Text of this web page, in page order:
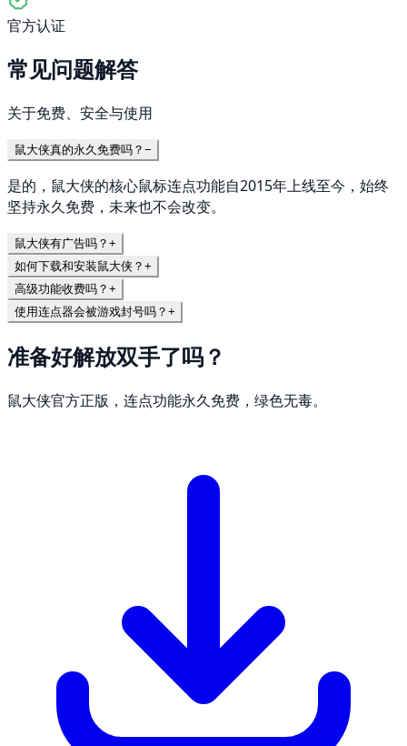
官方认证
常见问题解答
关于免费、安全与使用
鼠大侠真的永久免费吗？ −
是的，鼠大侠的核心鼠标连点功能自2015年上线至今，始终
坚持永久免费，未来也不会改变。
鼠大侠有广告吗？ +
如何下载和安装鼠大侠？ +
高级功能收费吗？ +
使用连点器会被游戏封号吗？ +
准备好解放双手了吗？
鼠大侠官方正版，连点功能永久免费，绿色无毒。